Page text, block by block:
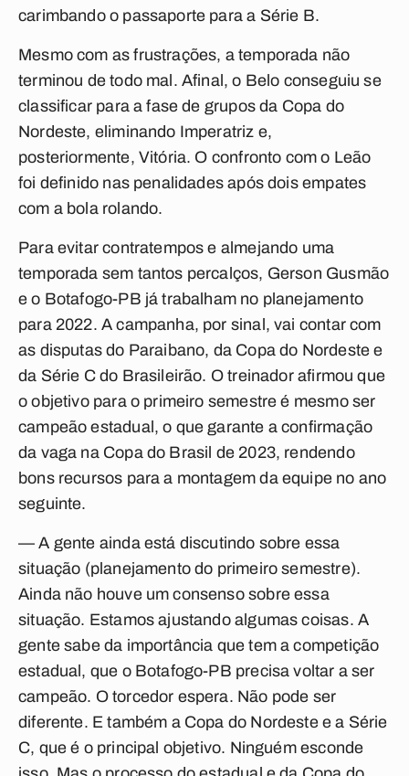
carimbando o passaporte para a Série B.
Mesmo com as frustrações, a temporada não
terminou de todo mal. Afinal, o Belo conseguiu se
classificar para a fase de grupos da Copa do
Nordeste, eliminando Imperatriz e,
posteriormente, Vitória. O confronto com o Leão
foi definido nas penalidades após dois empates
com a bola rolando.
Para evitar contratempos e almejando uma
temporada sem tantos percalços, Gerson Gusmão
e o Botafogo-PB já trabalham no planejamento
para 2022. A campanha, por sinal, vai contar com
as disputas do Paraibano, da Copa do Nordeste e
da Série C do Brasileirão. O treinador afirmou que
o objetivo para o primeiro semestre é mesmo ser
campeão estadual, o que garante a confirmação
da vaga na Copa do Brasil de 2023, rendendo
bons recursos para a montagem da equipe no ano
seguinte.
— A gente ainda está discutindo sobre essa
situação (planejamento do primeiro semestre).
Ainda não houve um consenso sobre essa
situação. Estamos ajustando algumas coisas. A
gente sabe da importância que tem a competição
estadual, que o Botafogo-PB precisa voltar a ser
campeão. O torcedor espera. Não pode ser
diferente. E também a Copa do Nordeste e a Série
C, que é o principal objetivo. Ninguém esconde